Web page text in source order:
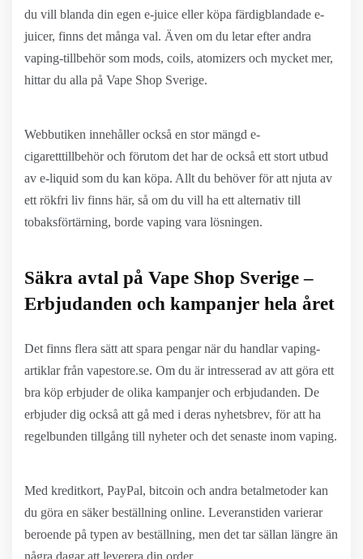
du vill blanda din egen e-juice eller köpa färdigblandade e-
juicer, finns det många val. Även om du letar efter andra
vaping-tillbehör som mods, coils, atomizers och mycket mer,
hittar du alla på Vape Shop Sverige.
Webbutiken innehåller också en stor mängd e-
cigaretttillbehör och förutom det har de också ett stort utbud
av e-liquid som du kan köpa. Allt du behöver för att njuta av
ett rökfri liv finns här, så om du vill ha ett alternativ till
tobaksförtärning, borde vaping vara lösningen.
Säkra avtal på Vape Shop Sverige –
Erbjudanden och kampanjer hela året
Det finns flera sätt att spara pengar när du handlar vaping-
artiklar från vapestore.se. Om du är intresserad av att göra ett
bra köp erbjuder de olika kampanjer och erbjudanden. De
erbjuder dig också att gå med i deras nyhetsbrev, för att ha
regelbunden tillgång till nyheter och det senaste inom vaping.
Med kreditkort, PayPal, bitcoin och andra betalmetoder kan
du göra en säker beställning online. Leveranstiden varierar
beroende på typen av beställning, men det tar sällan längre än
några dagar att leverera din order.